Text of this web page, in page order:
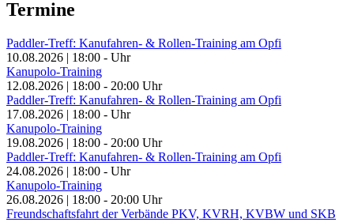
Termine
Paddler-Treff: Kanufahren- & Rollen-Training am Opfi
10.08.2026 | 18:00 - Uhr
Kanupolo-Training
12.08.2026 | 18:00 - 20:00 Uhr
Paddler-Treff: Kanufahren- & Rollen-Training am Opfi
17.08.2026 | 18:00 - Uhr
Kanupolo-Training
19.08.2026 | 18:00 - 20:00 Uhr
Paddler-Treff: Kanufahren- & Rollen-Training am Opfi
24.08.2026 | 18:00 - Uhr
Kanupolo-Training
26.08.2026 | 18:00 - 20:00 Uhr
Freundschaftsfahrt der Verbände PKV, KVRH, KVBW und SKB